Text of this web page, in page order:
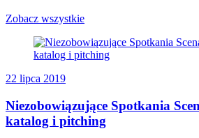
Zobacz wszystkie
22 lipca 2019
Niezobowiązujące Spotkania
katalog i pitching